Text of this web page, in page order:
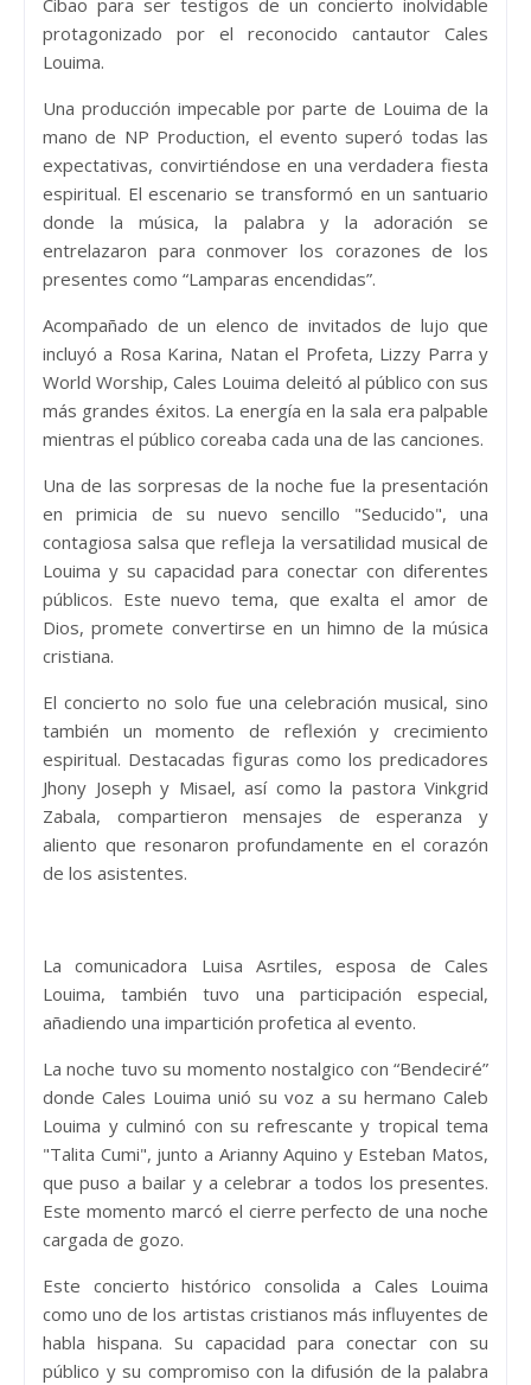
protagonizado por el reconocido cantautor Cales
Louima.
Una producción impecable por parte de Louima de la
mano de NP Production, el evento superó todas las
expectativas, convirtiéndose en una verdadera fiesta
espiritual. El escenario se transformó en un santuario
donde la música, la palabra y la adoración se
entrelazaron para conmover los corazones de los
presentes como “Lamparas encendidas”.
Acompañado de un elenco de invitados de lujo que
incluyó a Rosa Karina, Natan el Profeta, Lizzy Parra y
World Worship, Cales Louima deleitó al público con sus
más grandes éxitos. La energía en la sala era palpable
mientras el público coreaba cada una de las canciones.
Una de las sorpresas de la noche fue la presentación
en primicia de su nuevo sencillo "Seducido", una
contagiosa salsa que refleja la versatilidad musical de
Louima y su capacidad para conectar con diferentes
públicos. Este nuevo tema, que exalta el amor de
Dios, promete convertirse en un himno de la música
cristiana.
El concierto no solo fue una celebración musical, sino
también un momento de reflexión y crecimiento
espiritual. Destacadas figuras como los predicadores
Jhony Joseph y Misael, así como la pastora Vinkgrid
Zabala, compartieron mensajes de esperanza y
aliento que resonaron profundamente en el corazón
de los asistentes.
La comunicadora Luisa Asrtiles, esposa de Cales
Louima, también tuvo una participación especial,
añadiendo una impartición profetica al evento.
La noche tuvo su momento nostalgico con “Bendeciré”
donde Cales Louima unió su voz a su hermano Caleb
Louima y culminó con su refrescante y tropical tema
"Talita Cumi", junto a Arianny Aquino y Esteban Matos,
que puso a bailar y a celebrar a todos los presentes.
Este momento marcó el cierre perfecto de una noche
cargada de gozo.
Este concierto histórico consolida a Cales Louima
como uno de los artistas cristianos más influyentes de
habla hispana. Su capacidad para conectar con su
público y su compromiso con la difusión de la palabra